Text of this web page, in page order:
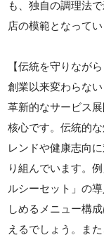
も、独自の調理法
店の模範となってい
【伝統を守りなが
創業以来変わらな
革新的なサービス
核心です。伝統的
レンドや健康志向
り組んでいます。
ルシーセット」の
しめるメニュー構
えるでしょう。ま